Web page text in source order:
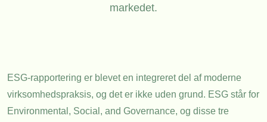
markedet.
ESG-rapportering er blevet en integreret del af moderne
virksomhedspraksis, og det er ikke uden grund. ESG står for
Environmental, Social, and Governance, og disse tre